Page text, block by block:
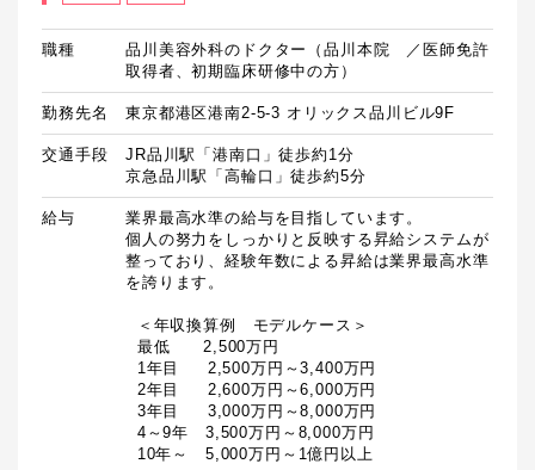
職種
品川美容外科のドクター（品川本院 ／医師免許
取得者、初期臨床研修中の方）
勤務先名 東京都港区港南2-5-3 オリックス品川ビル9F
交通手段
JR品川駅「港南口」徒歩約1分
京急品川駅「高輪口」徒歩約5分
給与
業界最高水準の給与を目指しています。
個人の努力をしっかりと反映する昇給システムが
整っており、経験年数による昇給は業界最高水準
を誇ります。
  10年～　5,000万円～1億円以上